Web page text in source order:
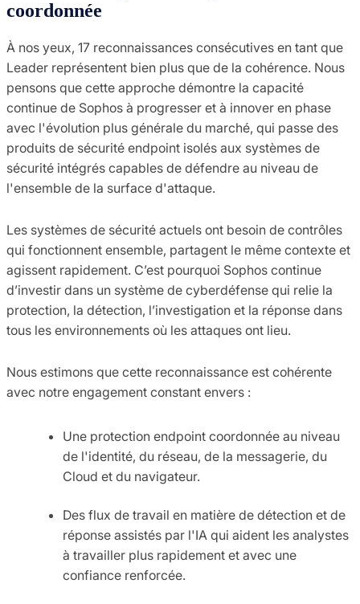
coordonnée
À nos yeux, 17 reconnaissances consécutives en tant que
Leader représentent bien plus que de la cohérence. Nous
pensons que cette approche démontre la capacité
continue de Sophos à progresser et à innover en phase
avec l'évolution plus générale du marché, qui passe des
produits de sécurité endpoint isolés aux systèmes de
sécurité intégrés capables de défendre au niveau de
l'ensemble de la surface d'attaque.
Les systèmes de sécurité actuels ont besoin de contrôles
qui fonctionnent ensemble, partagent le même contexte et
agissent rapidement. C’est pourquoi Sophos continue
d’investir dans un système de cyberdéfense qui relie la
protection, la détection, l’investigation et la réponse dans
tous les environnements où les attaques ont lieu.
Nous estimons que cette reconnaissance est cohérente
avec notre engagement constant envers :
Une protection endpoint coordonnée au niveau
de l'identité, du réseau, de la messagerie, du
Cloud et du navigateur.
Des flux de travail en matière de détection et de
réponse assistés par l'IA qui aident les analystes
à travailler plus rapidement et avec une
confiance renforcée.